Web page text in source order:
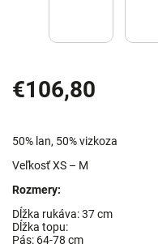
€106,80
50% lan, 50% vizkoza
Veľkosť XS – M
Rozmery:
Dĺžka rukáva: 37 cm
Dĺžka topu:
Pás: 64-78 cm